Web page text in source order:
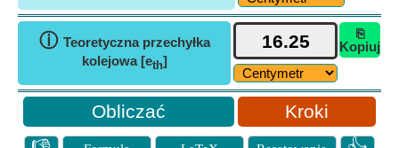
ⓘ Teoretyczna przechyłka
kolejowa [eth]
⎘
Kopiuj
Kroki